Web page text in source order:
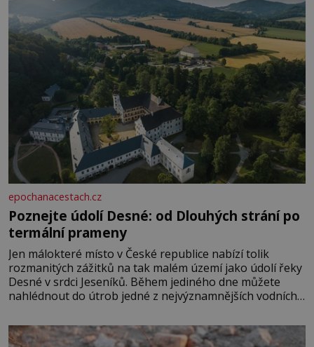
epochanacestach.cz
Poznejte údolí Desné: od Dlouhých strání po
termální prameny
Jen málokteré místo v České republice nabízí tolik
rozmanitých zážitků na tak malém území jako údolí řeky
Desné v srdci Jeseníků. Během jediného dne můžete
nahlédnout do útrob jedné z nejvýznamnějších vodních
se na koloběžce a den zakončit poznáváním památek ve
Velkých Losinách nebo v termálním